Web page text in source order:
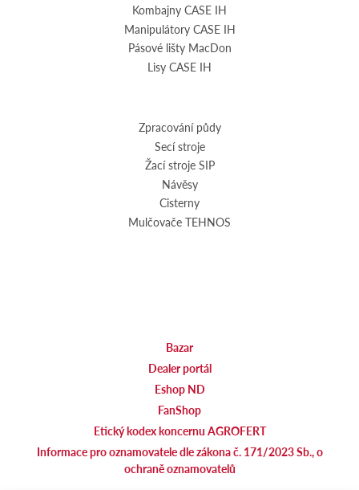
Kombajny CASE IH
Manipulátory CASE IH
Pásové lišty MacDon
Lisy CASE IH
Zpracování půdy
Secí stroje
Žací stroje SIP
Návěsy
Cisterny
Mulčovače TEHNOS
Bazar
Dealer portál
Eshop ND
FanShop
Etický kodex koncernu AGROFERT
Informace pro oznamovatele dle zákona č. 171/2023 Sb., o
ochraně oznamovatelů